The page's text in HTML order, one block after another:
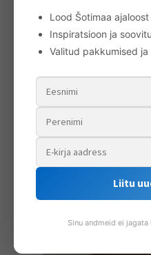
T-särk
Lood Šotimaa
Inspiratsioon ja
Valitud pakkumised
Liitu
Sinu andmeid ei